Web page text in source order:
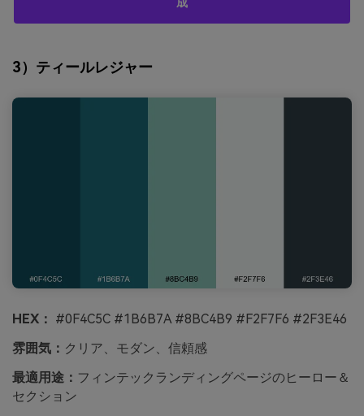
3）ティールレジャー
HEX： #0F4C5C #1B6B7A #8BC4B9 #F2F7F6 #2F3E46
雰囲気： クリア、モダン、信頼感
最適用途： フィンテックランディングページのヒーロー＆
セクション